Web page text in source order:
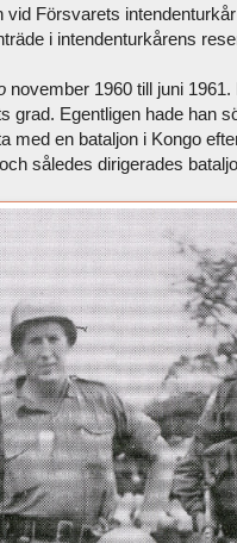
vid Försvarets
i intendenturkårens
november 1960 till juni
grad. Egentligen hade han
med en bataljon i Kongo
således dirigerades